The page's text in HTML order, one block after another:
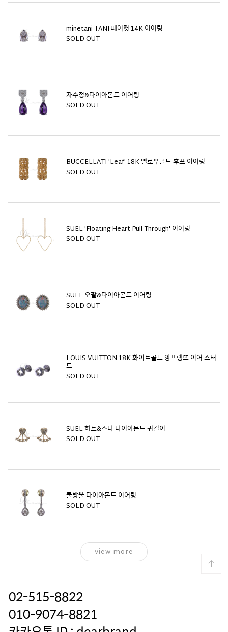
minetani TANI 페어컷 14K 이어링
SOLD OUT
자수정&다이아몬드 이어링
SOLD OUT
BUCCELLATI 'Leaf' 18K 옐로우골드 후프 이어링
SOLD OUT
SUEL 'Floating Heart Pull Through' 이어링
SOLD OUT
SUEL 오팔&다이아몬드 이어링
SOLD OUT
LOUIS VUITTON 18K 화이트골드 앙프렝뜨 이어 스터
드
SOLD OUT
SUEL 하트&스타 다이아몬드 귀걸이
SOLD OUT
물방울 다이아몬드 이어링
SOLD OUT
view more
02-515-8822
010-9074-8821